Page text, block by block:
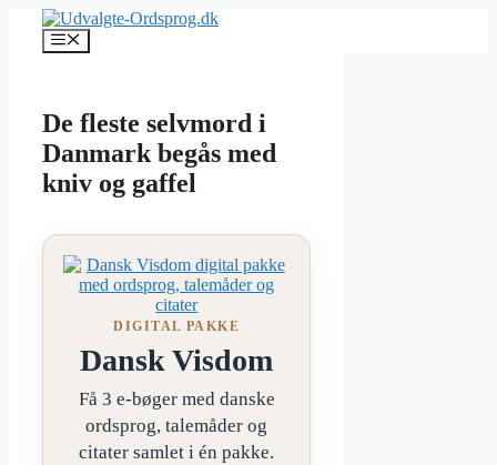
indhold
Menu
De fleste selvmord i
Danmark begås med
kniv og gaffel
DIGITAL PAKKE
Dansk Visdom
Få 3 e-bøger med danske
ordsprog, talemåder og
citater samlet i én pakke.